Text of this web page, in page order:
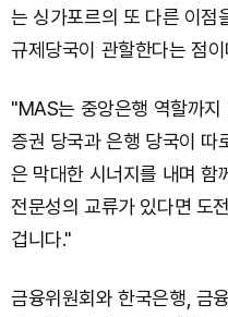
는 싱가포르의 또 다른 이점
규제당국이 관할한다는 점이
"MAS는 중앙은행 역할까지
증권 당국과 은행 당국이 따
은 막대한 시너지를 내며 함
전문성의 교류가 있다면 도
겁니다."
금융위원회와 한국은행, 금